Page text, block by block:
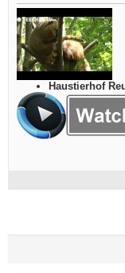
Haustierhof